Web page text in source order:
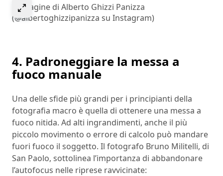
Select to expand image
Immagine di Alberto Ghizzi Panizza
(@albertoghizzipanizza su Instagram)
4. Padroneggiare la messa a
fuoco manuale
Una delle sfide più grandi per i principianti della
fotografia macro è quella di ottenere una messa a
fuoco nitida. Ad alti ingrandimenti, anche il più
piccolo movimento o errore di calcolo può mandare
fuori fuoco il soggetto. Il fotografo Bruno Militelli, di
San Paolo, sottolinea l’importanza di abbandonare
l’autofocus nelle riprese ravvicinate: